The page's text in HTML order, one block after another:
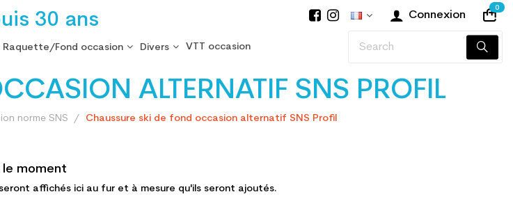
30 ans Connexion
0
Raquette/Fond occasion Divers VTT occasion
ALTERNATIF SNS PROFIL
norme SNS Chaussure ski de fond occasion alternatif SNS Profil
moment
affichés ici au fur et à mesure qu'ils seront ajoutés.